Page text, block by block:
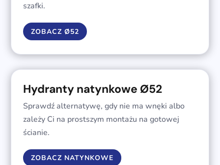
szafki.
ZOBACZ Ø52
Hydranty natynkowe Ø52
Sprawdź alternatywę, gdy nie ma wnęki albo
zależy Ci na prostszym montażu na gotowej
ścianie.
ZOBACZ NATYNKOWE